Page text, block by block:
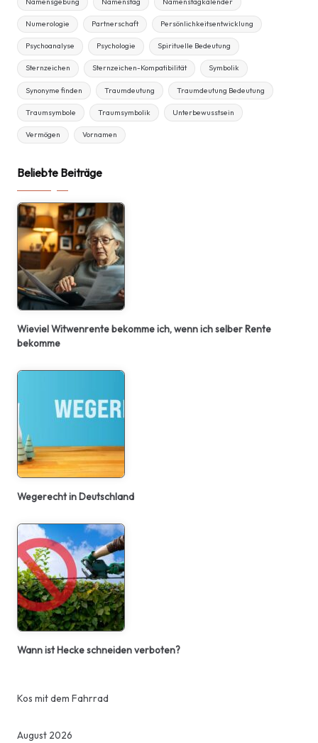
Numerologie Partnerschaft Persönlichkeitsentwicklung
Psychoanalyse Psychologie Spirituelle Bedeutung
Sternzeichen Sternzeichen-Kompatibilität Symbolik
Synonyme finden Traumdeutung Traumdeutung Bedeutung
Traumsymbole Traumsymbolik Unterbewusstsein
Vermögen Vornamen
Beliebte Beiträge
Wieviel Witwenrente bekomme ich, wenn ich selber Rente
bekomme
Wegerecht in Deutschland
Wann ist Hecke schneiden verboten?
Kos mit dem Fahrrad
August 2026